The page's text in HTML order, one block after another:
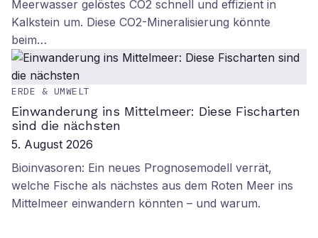
Meerwasser gelöstes CO2 schnell und effizient in
Kalkstein um. Diese CO2-Mineralisierung könnte
beim…
ERDE & UMWELT
Einwanderung ins Mittelmeer: Diese Fischarten
sind die nächsten
5. August 2026
Bioinvasoren: Ein neues Prognosemodell verrät,
welche Fische als nächstes aus dem Roten Meer ins
Mittelmeer einwandern könnten – und warum.